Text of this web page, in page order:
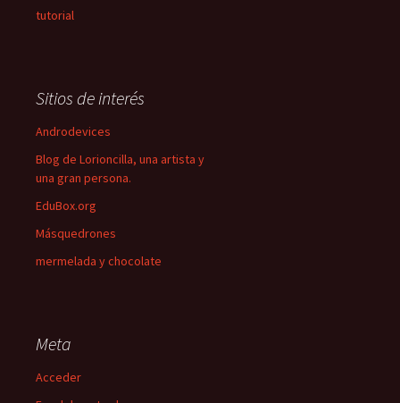
tutorial
Sitios de interés
Androdevices
Blog de Lorioncilla, una artista y
una gran persona.
EduBox.org
Másquedrones
mermelada y chocolate
Meta
Acceder